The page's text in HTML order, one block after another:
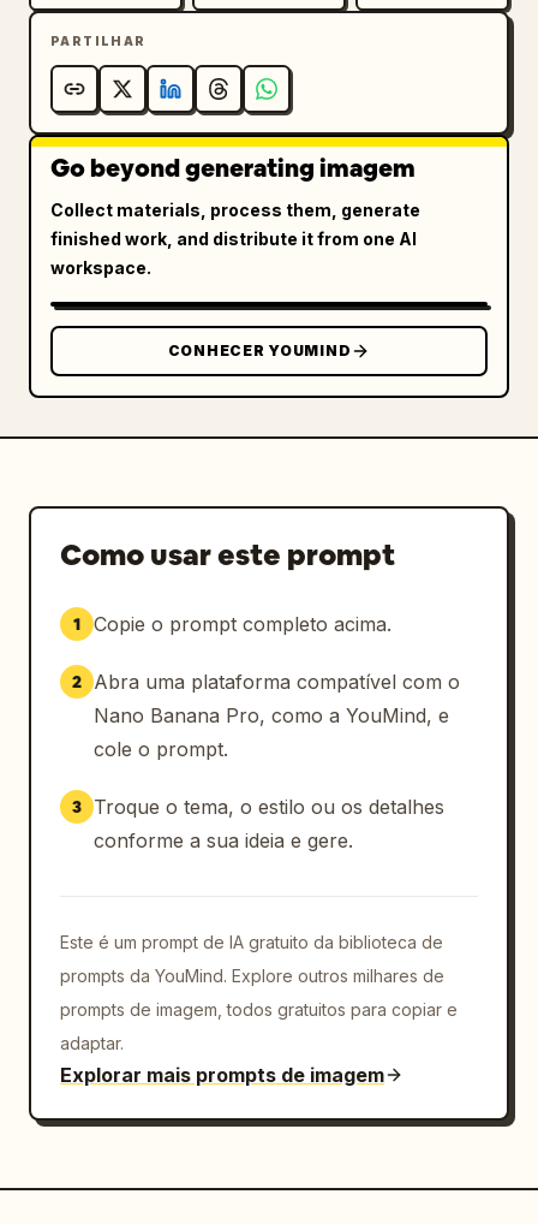
PARTILHAR
Go beyond generating imagem
Collect materials, process them, generate
finished work, and distribute it from one AI
workspace.
CONHECER YOUMIND
Como usar este prompt
1 Copie o prompt completo acima.
2
Abra uma plataforma compatível com o
Nano Banana Pro, como a YouMind, e
cole o prompt.
3
Troque o tema, o estilo ou os detalhes
conforme a sua ideia e gere.
Este é um prompt de IA gratuito da biblioteca de
prompts da YouMind. Explore outros milhares de
prompts de imagem, todos gratuitos para copiar e
adaptar.
Explorar mais prompts de imagem